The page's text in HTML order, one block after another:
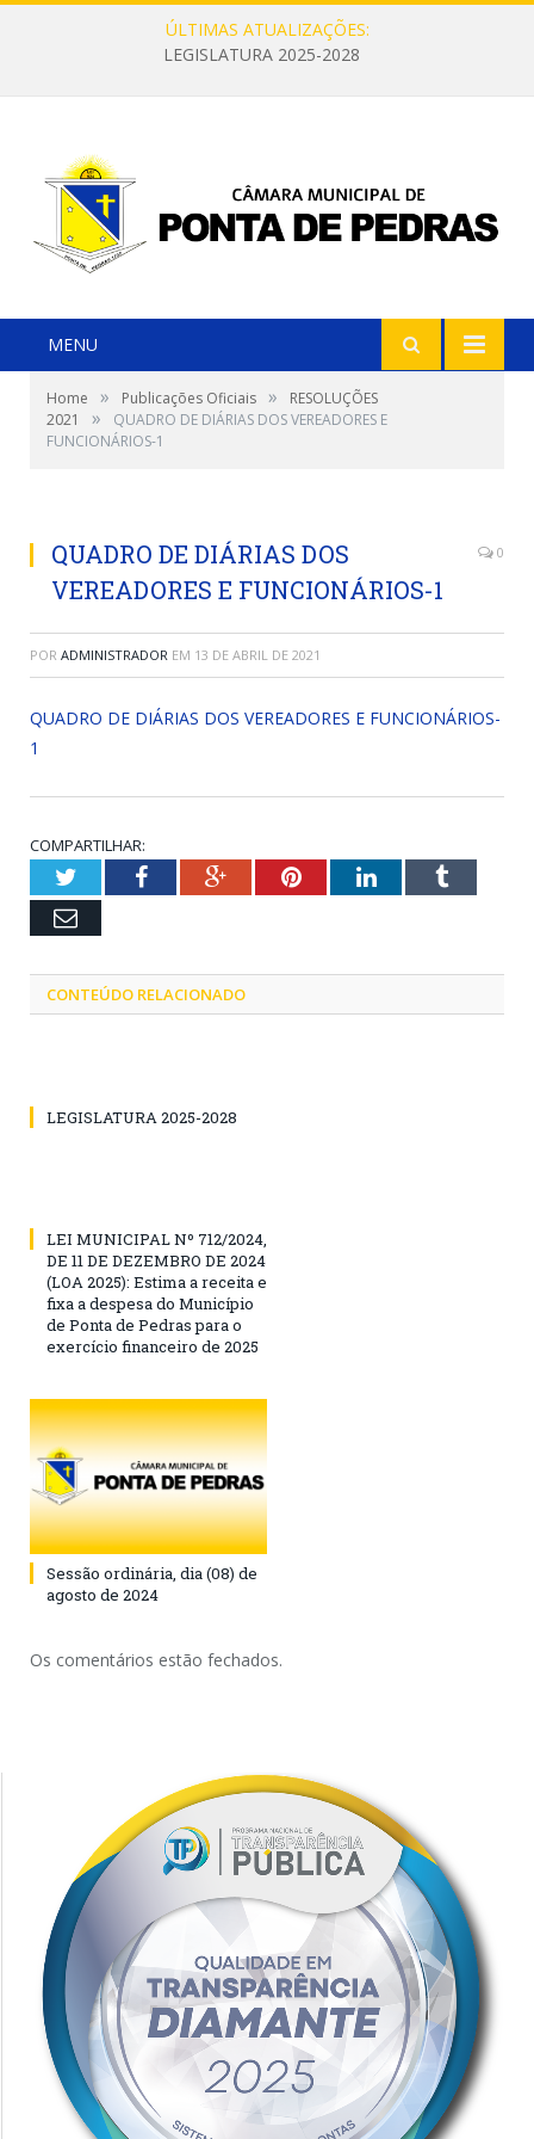
ÚLTIMAS ATUALIZAÇÕES:
LEGISLATURA 2025-2028
MENU
Home » Publicações Oficiais »
RESOLUÇÕES
2021
»
QUADRO DE DIÁRIAS DOS VEREADORES E
FUNCIONÁRIOS-1
QUADRO DE DIÁRIAS DOS
VEREADORES E FUNCIONÁRIOS-1
0
POR ADMINISTRADOR EM 13 DE ABRIL DE 2021
QUADRO DE DIÁRIAS DOS VEREADORES E FUNCIONÁRIOS-
1
COMPARTILHAR:
TwitterFacebookGoogle+PinterestLinkedInTumblr
Email
CONTEÚDO RELACIONADO
LEGISLATURA 2025-2028
LEI MUNICIPAL Nº 712/2024,
DE 11 DE DEZEMBRO DE 2024
(LOA 2025): Estima a receita e
fixa a despesa do Município
de Ponta de Pedras para o
exercício financeiro de 2025
Sessão ordinária, dia (08) de
agosto de 2024
Os comentários estão fechados.